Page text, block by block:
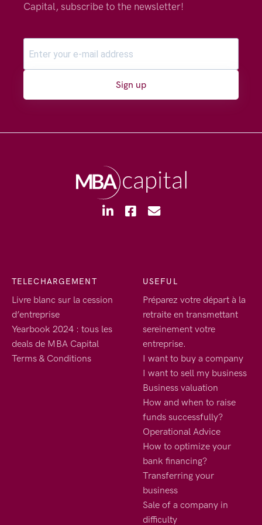
Capital, subscribe to the newsletter!
Sign up
TELECHARGEMENT
Livre blanc sur la cession
d’entreprise
Yearbook 2024 : tous les
deals de MBA Capital
Terms & Conditions
USEFUL
Préparez votre départ à la
retraite en transmettant
sereinement votre
entreprise.
I want to buy a company
I want to sell my business
Business valuation
How and when to raise
funds successfully?
Operational Advice
How to optimize your
bank financing?
Transferring your
business
Sale of a company in
difficulty